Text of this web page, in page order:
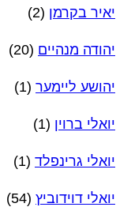
יאיר בקרמן (2)
יהודה מנהיים (20)
יהושע ליימער (1)
יואלי ברוין (1)
יואלי גרינפלד (1)
יואלי דוידוביץ (54)